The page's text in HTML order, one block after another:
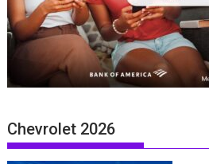
Chevrolet 2026